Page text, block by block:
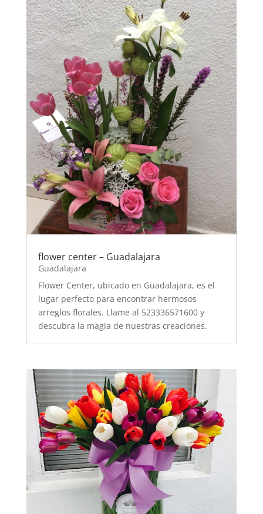
flower center – Guadalajara
Guadalajara
Flower Center, ubicado en Guadalajara, es el
lugar perfecto para encontrar hermosos
arreglos florales. Llame al 523336571600 y
descubra la magia de nuestras creaciones.